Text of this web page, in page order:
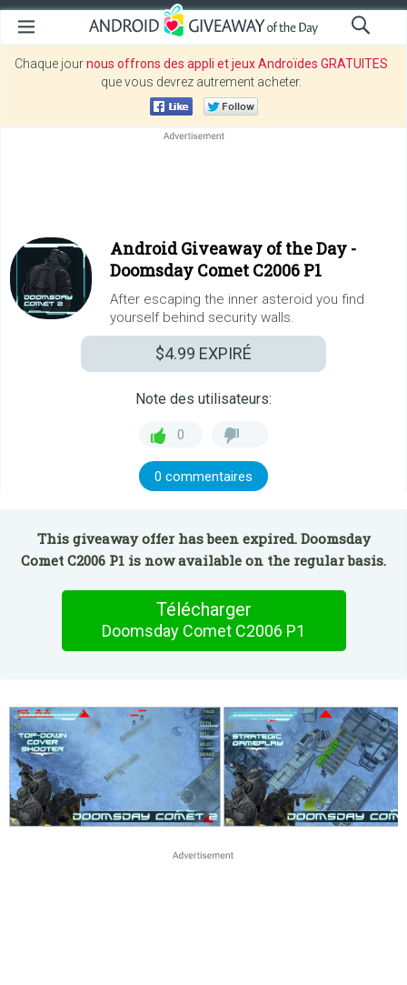
Chaque journous offrons des appli et jeux Androïdes GRATUITES
que vous devrez autrement acheter.
Android Giveaway of the Day -
Doomsday Comet C2006 P1
After escaping the inner asteroid you find
yourself behind security walls.
$4.99 EXPIRÉ
Note des utilisateurs:
0
0 commentaires
This giveaway offer has been expired. Doomsday
Comet C2006 P1 is now available on the regular basis.
Télécharger
Doomsday Comet C2006 P1